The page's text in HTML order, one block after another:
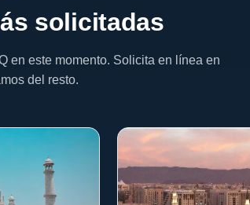
solicitadas
en este momento. Solicita en línea en
del resto.